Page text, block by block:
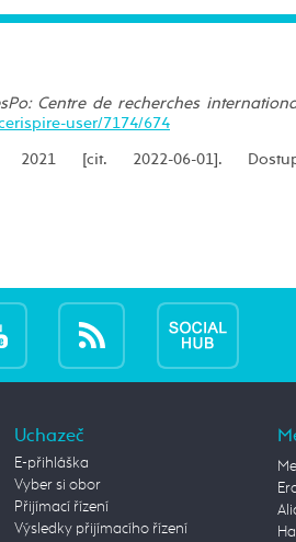
Centre de recherches
user/7174/674
[cit. 2022-06-01].
Uchazeč
E-přihláška
Vyber si obor
Přijímací řízení
Výsledky přijímacího řízení